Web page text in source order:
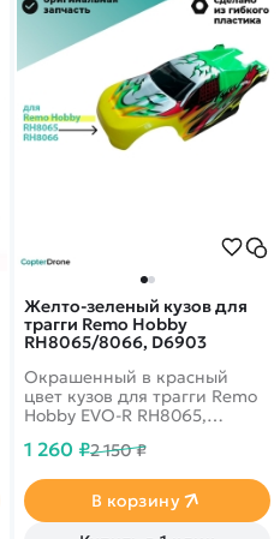
Желто-зеленый кузов для
трагги Remo Hobby
RH8065/8066, D6903
Окрашенный в красный
цвет кузов для трагги Remo
Hobby EVO-R RH8065,
1 260 ₽2 150 ₽
В корзину